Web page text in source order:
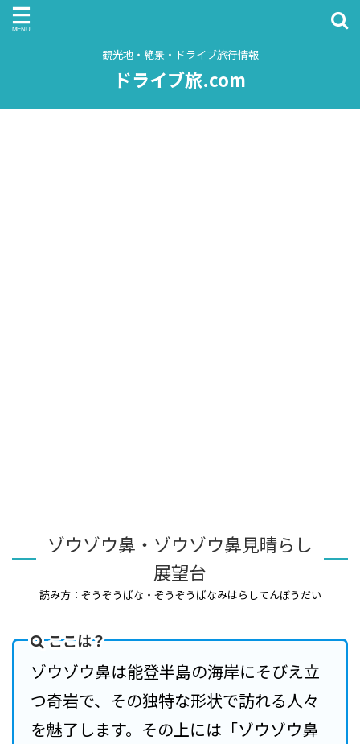
観光地・絶景・ドライブ旅行情報
ドライブ旅.com
ゾウゾウ鼻・ゾウゾウ鼻見晴らし
展望台
読み方：ぞうぞうばな・ぞうぞうばなみはらしてんぼうだい
ここは？
ゾウゾウ鼻は能登半島の海岸にそびえ立
つ奇岩で、その独特な形状で訪れる人々
を魅了します。その上には「ゾウゾウ鼻